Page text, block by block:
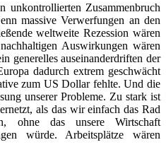
Zusammenbruch
massive Verwerfungen an den
weltweite Rezession wären
Auswirkungen wären
generelles auseinanderdriften der
dadurch extrem geschwächt
zum US Dollar fehlte. Und die
unserer Probleme. Zu stark ist
als das wir einfach das Rad
ohne das unsere Wirtschaft
würde. Arbeitsplätze wären